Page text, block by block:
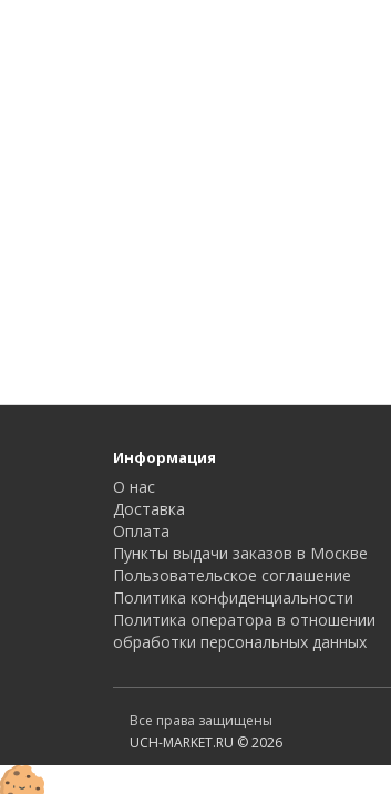
Информация
О нас
Доставка
Оплата
Пункты выдачи заказов в Москве
Пользовательское соглашение
Политика конфиденциальности
Политика оператора в отношении
обработки персональных данных
Все права защищены
UCH-MARKET.RU © 2026